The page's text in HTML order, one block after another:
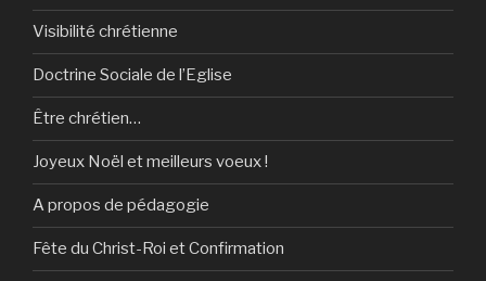
Visibilité chrétienne
Doctrine Sociale de l’Eglise
Être chrétien…
Joyeux Noël et meilleurs voeux !
A propos de pédagogie
Fête du Christ-Roi et Confirmation